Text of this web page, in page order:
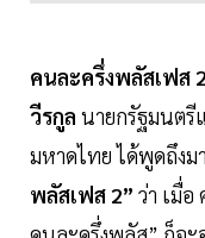
คนละครึ่งพลัสเฟส
วีรกูล นายกรัฐมนตรี
มหาดไทย ได้พูดถึงม
พลัสเฟส 2” ว่า เมื่อ